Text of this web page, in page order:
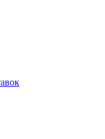
своего индекса